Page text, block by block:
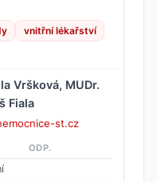
vnitřní lékařství
Vršková, MUDr.
Fiala
st.cz
ODP.